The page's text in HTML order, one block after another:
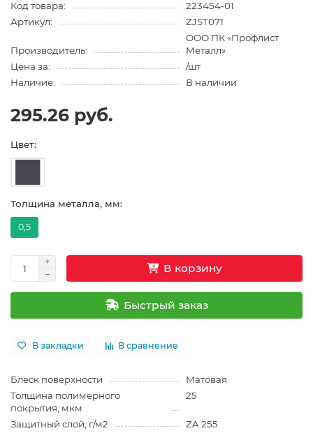
Код товара:
223454-01
Артикул:
ZJST071
Производитель:
ООО ПК «Профлист
Металл»
Цена за:
/шт
Наличие:
В наличии
295.26 руб.
Цвет:
Толщина металла, мм:
0,5
В корзину
Быстрый заказ
В закладки В сравнение
Блеск поверхности
Матовая
Толщина полимерного
покрытия, мкм
25
Защитный слой, г/м2
ZA 255